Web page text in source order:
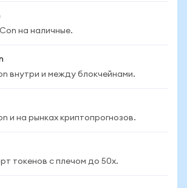
на наличные.
внутри и между блокчейнами.
и на рынках криптопрогнозов.
токенов с плечом до 50x.